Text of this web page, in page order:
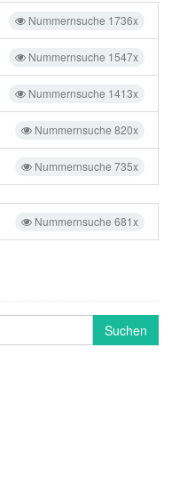
Nummernsuche 1736x
Nummernsuche 1547x
Nummernsuche 1413x
Nummernsuche 820x
Nummernsuche 735x
Nummernsuche 681x
Suchen